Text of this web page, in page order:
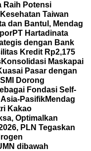
Raih Potensi
Taiwan
dan Bantul, Mendag
PT Hartadinata
dengan Bank
Kredit Rp2,175
Konsolidasi Maskapai
Pasar dengan
Dorong
Fondasi Self-
PasifikMendag
Kakao
Optimalkan
PLN Tegaskan
dibawah